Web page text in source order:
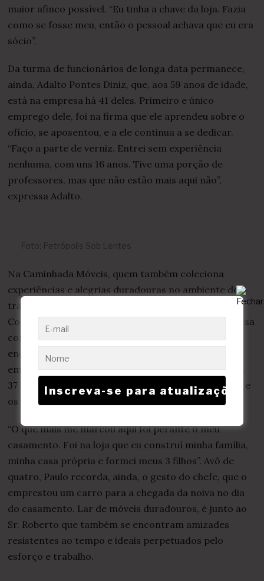
maior afinco possível. “Eu tinha a chave da loja. Fazia
como se fosse meu, então o pessoal achava que eu era
sócio”.
Da turma de funcionários de longa data permanece,
ainda, Adalto Pontes Diniz, que, aos 59 anos de idade,
está na empresa há 41 deles. Primeiro e único
emprego dele, foi na firma que ele aprendeu sobre o
ofício, se aposentou, e a ele continua a se dedicar.
“Faço a parte de verniz. Entrei sem experiência
nenhuma, com uns 16 anos. Tive uma porção de
professores, mas que não estão mais aqui não”,
expressa Adalto.
Foto: Petrópolis Sob Lentes
Na Caminhada Móveis, quem também coleciona
experiências e alegrias duradouras no ambiente de
trabalho é o vendedor Paulo Borges, de 59 anos.
Contratado em 1987, iniciou sua trajetória na empresa
como ajudante de caminhão e, no setor das vendas,
encontrou uma vocação. Recém-casado no período
em que foi admitido, ele tem orgulho em contar que,
37 anos depois, permanece o casamento com Sheila e
os frutos dele.
“O que mais me marcou aqui foi perante o meu
casamento. Foi na loja que eu construí minha família,
minha casa própria e formei meus 3 filhos”. Avô de
quatro, Paulo recorda, ainda, o gesto do chefe, que o
emprestou um carro para a chegada da noiva no dia
do casamento. Lar de móveis duradouros, é junto ao
Sr. Roberto que também se encontram amizades
resistentes ao tempo e ideais perpetuados pelo
esforço e trabalho.